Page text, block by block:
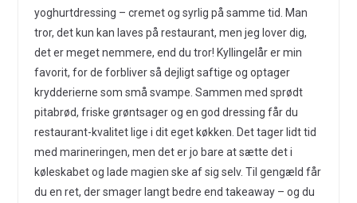
yoghurtdressing – cremet og syrlig på samme tid. Man
tror, det kun kan laves på restaurant, men jeg lover dig,
det er meget nemmere, end du tror! Kyllingelår er min
favorit, for de forbliver så dejligt saftige og optager
krydderierne som små svampe. Sammen med sprødt
pitabrød, friske grøntsager og en god dressing får du
restaurant-kvalitet lige i dit eget køkken. Det tager lidt tid
med marineringen, men det er jo bare at sætte det i
køleskabet og lade magien ske af sig selv. Til gengæld får
du en ret, der smager langt bedre end takeaway – og du